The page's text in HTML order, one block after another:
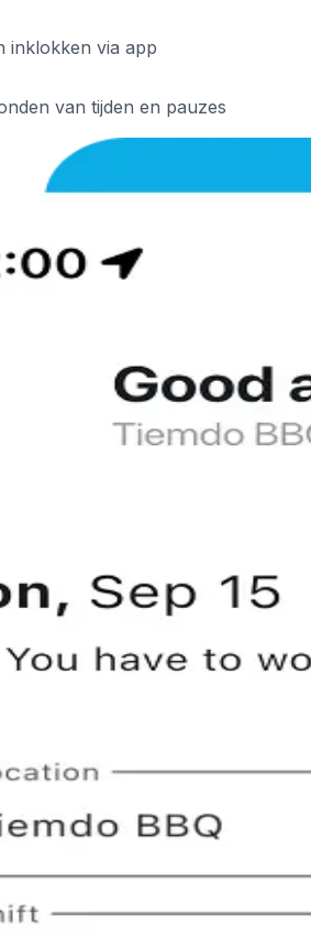
inklokken via app
van tijden en pauzes